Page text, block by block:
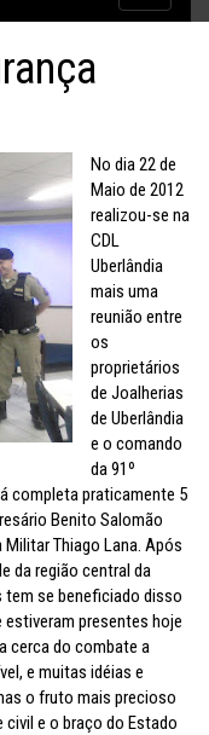
No dia 22 de
Maio de 2012
realizou-se na
CDL
Uberlândia
mais uma
reunião entre
os
proprietários
de Joalherias
de Uberlândia
e o comando
da 91º
completa praticamente 5
Benito Salomão
Thiago Lana. Após
da região central da
tem se beneficiado disso
presentes hoje
cerca do combate a
e muitas idéias e
o fruto mais precioso
e o braço do Estado